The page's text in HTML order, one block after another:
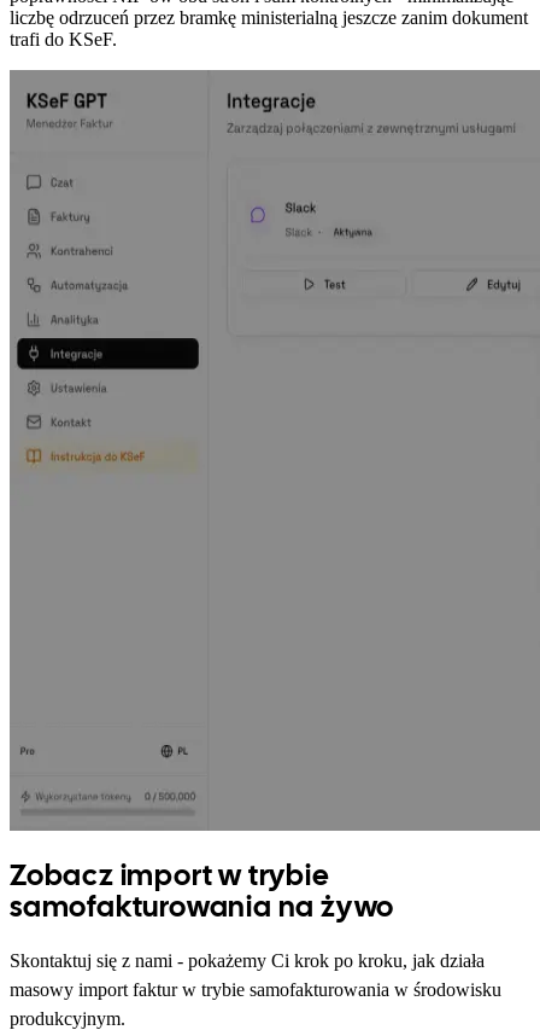
liczbę odrzuceń przez bramkę ministerialną jeszcze zanim dokument
trafi do KSeF.
Zobacz import w trybie
samofakturowania na żywo
Skontaktuj się z nami - pokażemy Ci krok po kroku, jak działa
masowy import faktur w trybie samofakturowania w środowisku
produkcyjnym.